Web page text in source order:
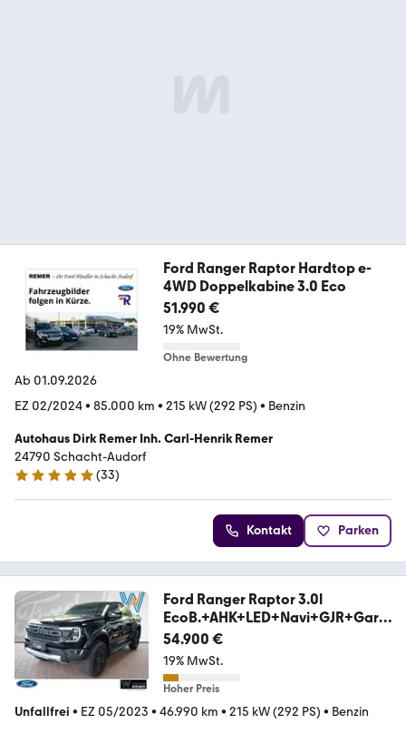
Ford Ranger Raptor Hardtop e-
4WD Doppelkabine 3.0 Eco
51.990 €
19% MwSt.
Ohne Bewertung
Ab 01.09.2026
EZ 02/2024• 85.000 km • 215 kW (292 PS) • Benzin
Autohaus Dirk Remer Inh. Carl-Henrik Remer
24790 Schacht-Audorf
5 Sterne
(33)
Kontakt Parken
Ford Ranger Raptor 3.0l
EcoB.+AHK+LED+Navi+GJR+Gara
nt
54.900 €
19% MwSt.
Hoher Preis
Unfallfrei • EZ 05/2023 • 46.990 km • 215 kW (292 PS) • Benzin